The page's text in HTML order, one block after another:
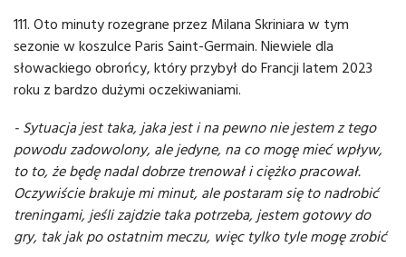
111. Oto minuty rozegrane przez Milana Skriniara w tym
sezonie w koszulce Paris Saint-Germain. Niewiele dla
słowackiego obrońcy, który przybył do Francji latem 2023
roku z bardzo dużymi oczekiwaniami.
- Sytuacja jest taka, jaka jest i na pewno nie jestem z tego
powodu zadowolony, ale jedyne, na co mogę mieć wpływ,
to to, że będę nadal dobrze trenował i ciężko pracował.
Oczywiście brakuje mi minut, ale postaram się to nadrobić
treningami, jeśli zajdzie taka potrzeba, jestem gotowy do
gry, tak jak po ostatnim meczu, więc tylko tyle mogę zrobić